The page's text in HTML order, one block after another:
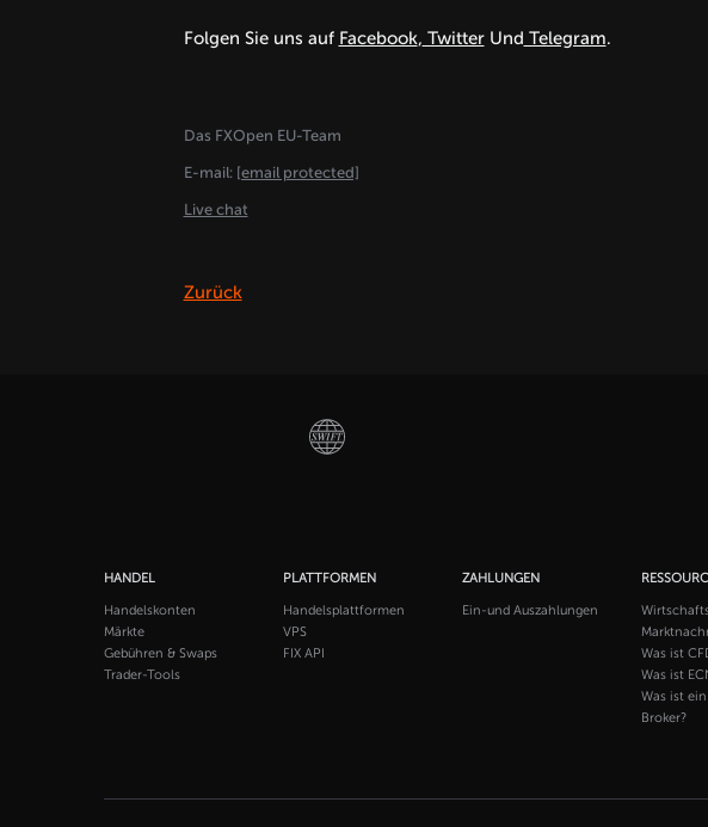
Folgen Sie uns auf Facebook, TwitterUnd Telegram.
Das FXOpen EU-Team
E-mail: [email protected]
Live chat
Zurück
HANDEL
Handelskonten
Märkte
Gebühren & Swaps
Trader-Tools
PLATTFORMEN
Handelsplattformen
VPS
FIX API
ZAHLUNGEN
Ein-und Auszahlungen
Was ist
Was ist
Was ist
Broker?